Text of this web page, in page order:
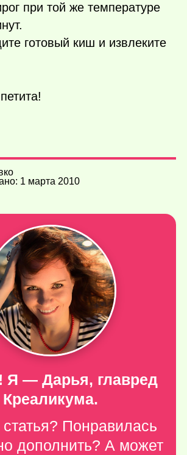
при той же температуре
готовый киш и извлеките
1 марта 2010
Я — Дарья, главред
Креаликума.
Понравилась
дополнить? А может